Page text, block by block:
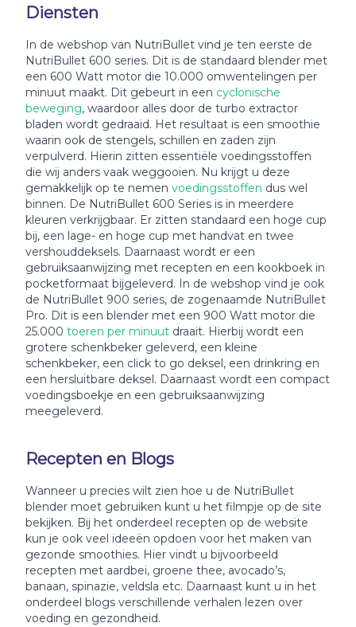
Diensten
In de webshop van NutriBullet vind je ten eerste de
NutriBullet 600 series. Dit is de standaard blender met
een 600 Watt motor die 10.000 omwentelingen per
minuut maakt. Dit gebeurt in een cyclonische
beweging, waardoor alles door de turbo extractor
bladen wordt gedraaid. Het resultaat is een smoothie
waarin ook de stengels, schillen en zaden zijn
verpulverd. Hierin zitten essentiële voedingsstoffen
die wij anders vaak weggooien. Nu krijgt u deze
gemakkelijk op te nemen voedingsstoffen dus wel
binnen. De NutriBullet 600 Series is in meerdere
kleuren verkrijgbaar. Er zitten standaard een hoge cup
bij, een lage- en hoge cup met handvat en twee
vershouddeksels. Daarnaast wordt er een
gebruiksaanwijzing met recepten en een kookboek in
pocketformaat bijgeleverd. In de webshop vind je ook
de NutriBullet 900 series, de zogenaamde NutriBullet
Pro. Dit is een blender met een 900 Watt motor die
25.000 toeren per minuut draait. Hierbij wordt een
grotere schenkbeker geleverd, een kleine
schenkbeker, een click to go deksel, een drinkring en
een hersluitbare deksel. Daarnaast wordt een compact
voedingsboekje en een gebruiksaanwijzing
meegeleverd.
Recepten en Blogs
Wanneer u precies wilt zien hoe u de NutriBullet
blender moet gebruiken kunt u het filmpje op de site
bekijken. Bij het onderdeel recepten op de website
kun je ook veel ideeën opdoen voor het maken van
gezonde smoothies. Hier vindt u bijvoorbeeld
recepten met aardbei, groene thee, avocado’s,
banaan, spinazie, veldsla etc. Daarnaast kunt u in het
onderdeel blogs verschillende verhalen lezen over
voeding en gezondheid.